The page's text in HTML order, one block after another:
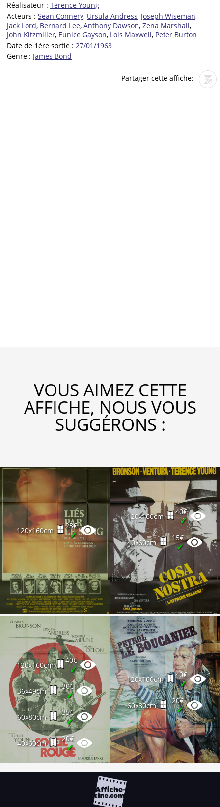
Réalisateur : Terence Young
Acteurs : Sean Connery, Ursula Andress, Joseph Wiseman,
Jack Lord, Bernard Lee, Anthony Dawson, Zena Marshall,
John Kitzmiller, Eunice Gayson, Lois Maxwell, Peter Burton
Date de 1ère sortie : 27/01/1963
Genre : James Bond
Partager cette affiche:
VOUS AIMEZ CETTE
AFFICHE, NOUS VOUS
SUGGÉRONS :
120x160cm
23€
✔
120x160cm
40€
✔
40x60cm
15€
✔
120x160cm
40€
✔
36x49cm
30€
✔
60x80cm
35€
✔
40x60cm
20€
✔
120x160cm
40€
✔
60x80cm
20€
✔